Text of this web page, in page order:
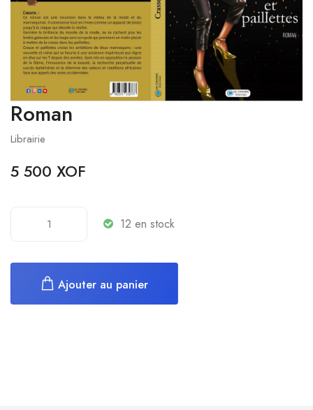
Roman
Librairie
5 500 XOF
12 en stock
Ajouter au panier